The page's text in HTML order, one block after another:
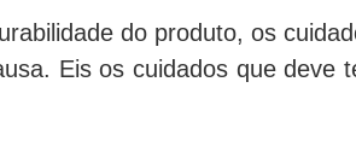
do produto, os
Eis os cuidados que deve